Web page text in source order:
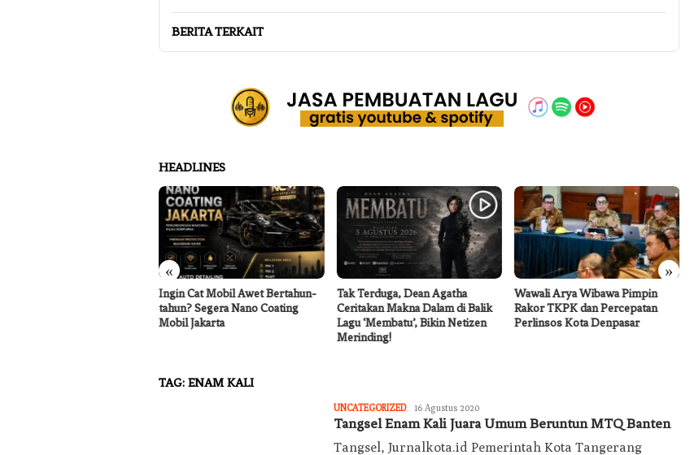
BERITA TERKAIT
HEADLINES
« »
Ingin Cat Mobil Awet Bertahun-
tahun? Segera Nano Coating
Mobil Jakarta
Tak Terduga, Dean Agatha
Ceritakan Makna Dalam di Balik
Lagu ‘Membatu’, Bikin Netizen
Merinding!
Wawali Arya Wibawa Pimpin
Rakor TKPK dan Percepatan
Perlinsos Kota Denpasar
TAG: ENAM KALI
UNCATEGORIZEDRedaksi
Jurnal
Today
16 Agustus 2020
Tangsel Enam Kali Juara Umum Beruntun MTQ Banten
Tangsel, Jurnalkota.id Pemerintah Kota Tangerang